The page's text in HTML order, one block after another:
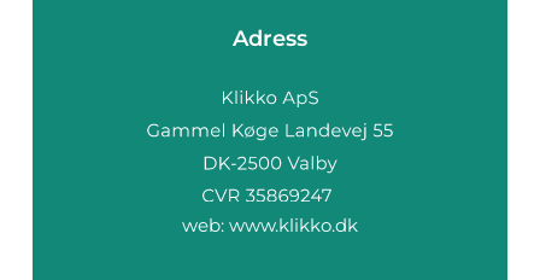
Adress
web: www.klikko.dk